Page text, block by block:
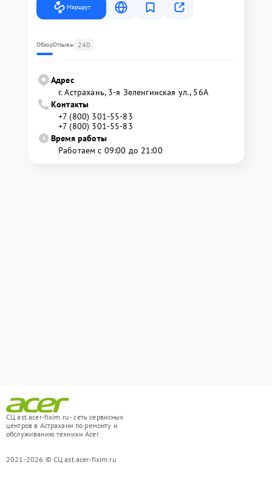
Маршрут
ОбзорОтзывы 240
Адрес
г. Астрахань, 3-я Зеленгинская ул., 56А
Контакты
+7 (800) 301-55-83
+7 (800) 301-55-83
Время работы
Работаем с 09:00 до 21:00
СЦ ast.acer-fixim.ru - сеть сервисных
центров в Астрахани по ремонту и
обслуживанию техники Acer
2021-2026 © СЦ ast.acer-fixim.ru